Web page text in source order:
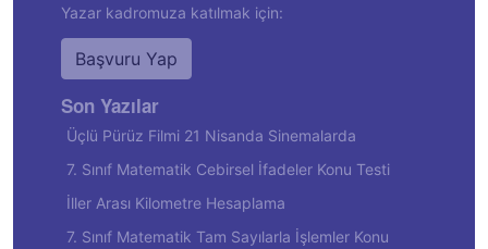
Yazar kadromuza katılmak için:
Başvuru Yap
Son Yazılar
Üçlü Pürüz Filmi 21 Nisanda Sinemalarda
7. Sınıf Matematik Cebirsel İfadeler Konu Testi
İller Arası Kilometre Hesaplama
7. Sınıf Matematik Tam Sayılarla İşlemler Konu